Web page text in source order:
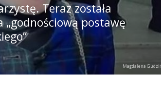
Teraz została
postawę
Magdalena